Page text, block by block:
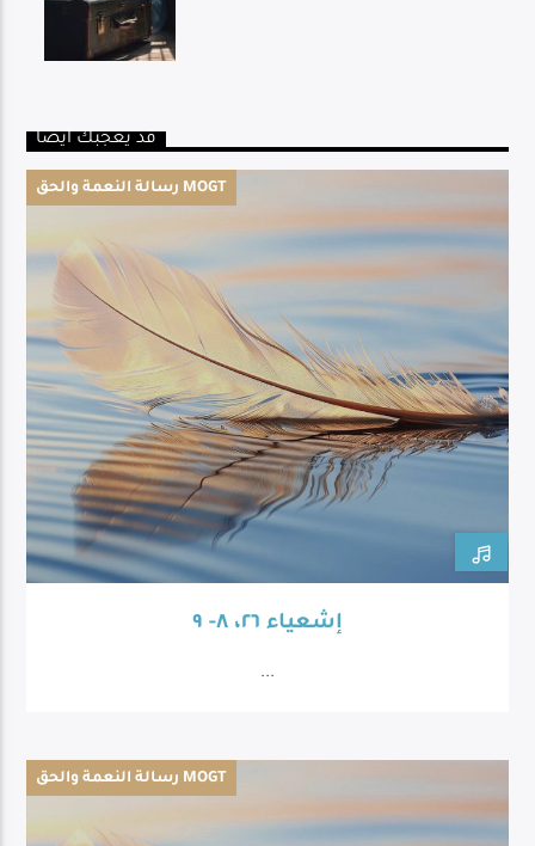
قد يعجبك أيضا
رسالة النعمة والحق MOGT
إشعياء ٢٦، ٨- ٩
...
رسالة النعمة والحق MOGT